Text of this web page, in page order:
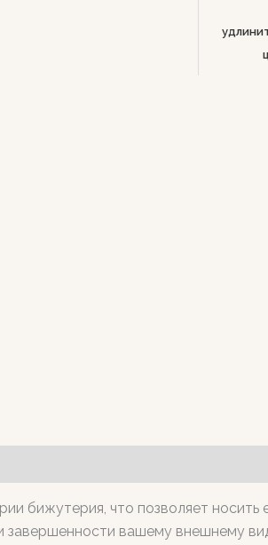
бижутерия, что позволяет носить
завершенности вашему внешнему